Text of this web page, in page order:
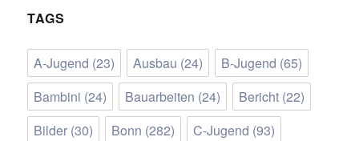
TAGS
A-Jugend (23) Ausbau (24) B-Jugend (65)
Bambini (24) Bauarbeiten (24) Bericht (22)
Bilder (30) Bonn (282) C-Jugend (93)